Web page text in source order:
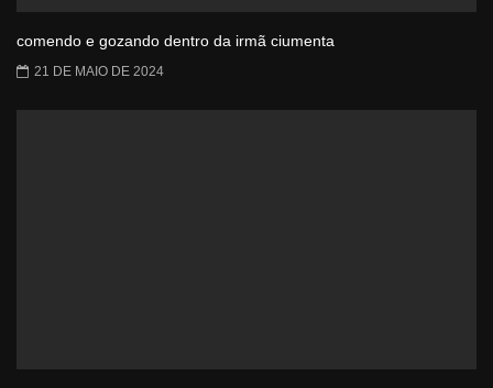
comendo e gozando dentro da irmã ciumenta
21 DE MAIO DE 2024